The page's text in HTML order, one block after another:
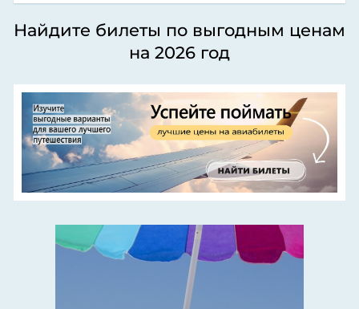
Найдите билеты по выгодным ценам
на 2026 год